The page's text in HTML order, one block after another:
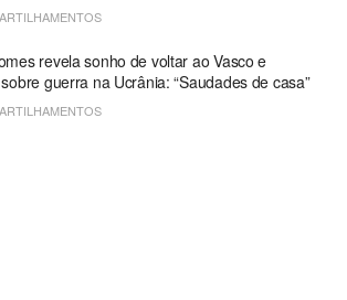
revela sonho de voltar ao Vasco e
guerra na Ucrânia: “Saudades de casa”